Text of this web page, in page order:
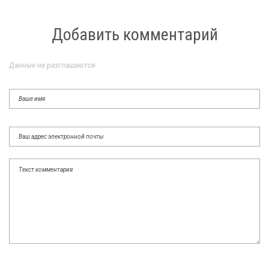
Добавить комментарий
Данные не разглашаются